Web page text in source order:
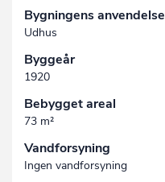
Bygningens anvendelse
Udhus
Byggeår
1920
Bebygget areal
73 m²
Vandforsyning
Ingen vandforsyning